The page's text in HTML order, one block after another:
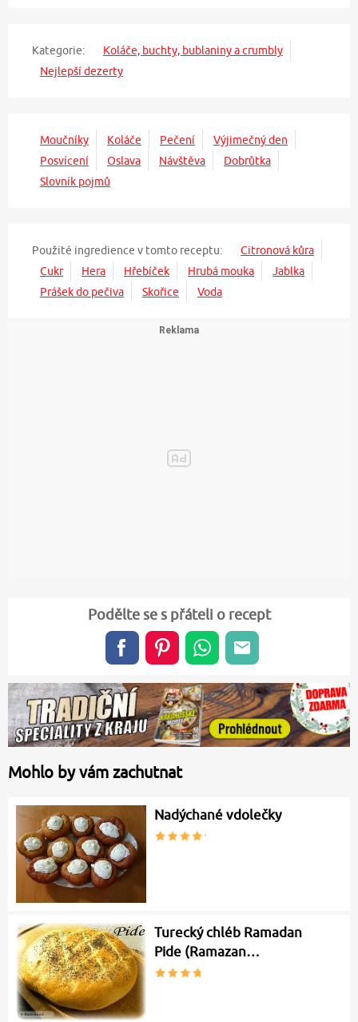
Kategorie:
Koláče, buchty, bublaniny a crumbly
Nejlepší dezerty
Moučníky Koláče Pečení
Výjimečný den
Posvícení
Oslava Návštěva
Dobrůtka
Slovník pojmů
Použité ingredience v tomto receptu:
Citronová kůra
Cukr
Hera Hřebíček Hrubá mouka
Jablka
Prášek do pečiva
Skořice Voda
Podělte se s přáteli o recept
Mohlo by vám zachutnat
Nadýchané vdolečky
Turecký chléb Ramadan
Pide (Ramazan…